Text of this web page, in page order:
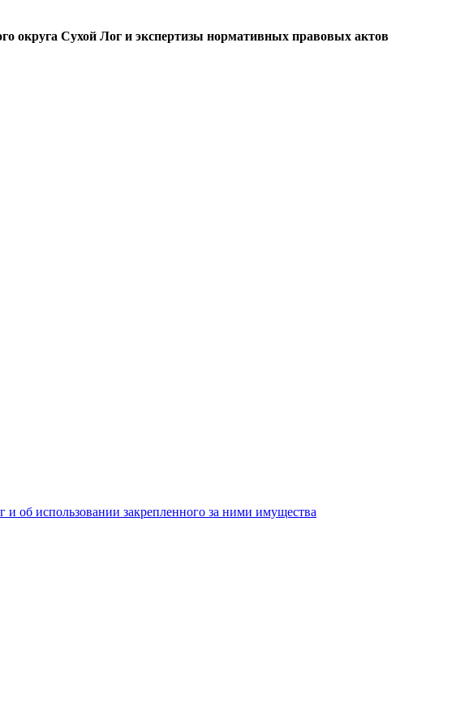
округа Сухой Лог и экспертизы нормативных правовых актов
об использовании закрепленного за ними имущества